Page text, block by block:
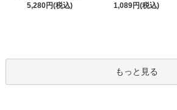
5,280円(税込)
1,089円(税込)
もっと見る